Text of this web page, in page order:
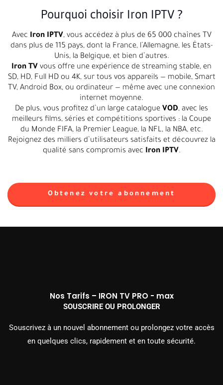
Pourquoi choisir Iron IPTV ?
Avec Iron IPTV, vous accédez à plus de 65 000 chaînes TV
dans plus de 115 pays, dont la France, l’Allemagne, les États-
Unis, la Belgique, et bien d’autres.
Iron TV vous offre une expérience de streaming stable, en
SD, HD, Full HD ou 4K, sur tous vos appareils — mobile, Smart
TV, Android Box, ou ordinateur — même avec une connexion
internet moyenne.
De plus, vous profitez d’un large catalogue VOD, avec les
meilleurs films, séries et compétitions sportives : la Coupe
du Monde FIFA, la Premier League, la NFL, la NBA, etc.
Rejoignez des milliers d’utilisateurs satisfaits et découvrez la
qualité sans compromis avec Iron IPTV.
Obtenez votre abonnement
Nos Tarifs – IRON TV PRO - max
SOUSCRIRE OU PROLONGER
Souscrivez à un nouvel abonnement ou prolongez votre accès
en quelques clics, rapidement et en toute sécurité.